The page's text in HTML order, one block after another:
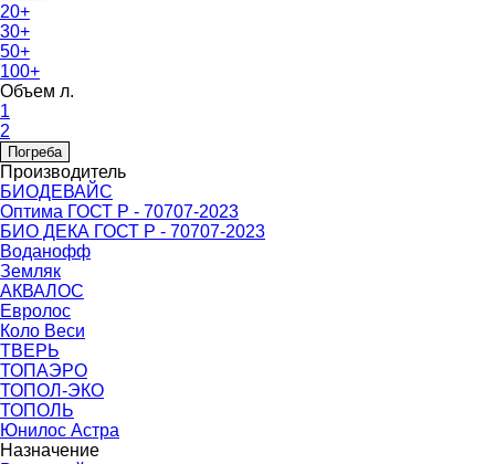
20+
30+
50+
100+
Объем л.
1
2
Погреба
Производитель
БИОДЕВАЙС
Оптима ГОСТ Р - 70707-2023
БИО ДЕКА ГОСТ Р - 70707-2023
Воданофф
Земляк
АКВАЛОС
Евролос
Коло Веси
ТВЕРЬ
ТОПАЭРО
ТОПОЛ-ЭКО
ТОПОЛЬ
Юнилос Астра
Назначение